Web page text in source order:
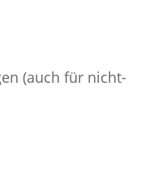
(auch für nicht-